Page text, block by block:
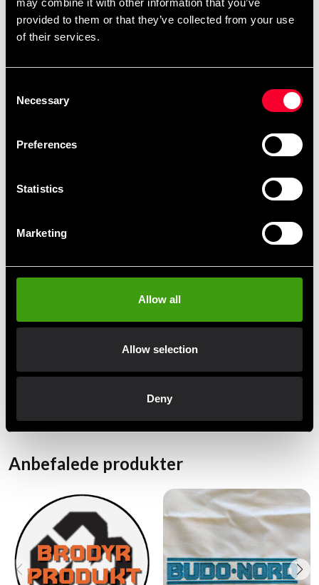
may combine it with other information that you’ve
provided to them or that they’ve collected from your use
of their services.
Selection
Necessary
Preferences
Statistics
Marketing
Allow all
Allow selection
Deny
WKF-godkendtkonkurrencedragt.
snøring i siden.
Buks:
forstærkede benafslutninger, elastik og
Materiale:
genanvendt polyester (WKF Green Line
Pleje:
maskinvask 30 °C, hængetørres – tørrer
Bælte medfølger ikke.
Tural Aghalarzade (Aserbajdsjans
– European Games-mester • Islamic Games-
medaljevinder • Europamester • Verdensmester • K1
Games.
Anbefalede produkter